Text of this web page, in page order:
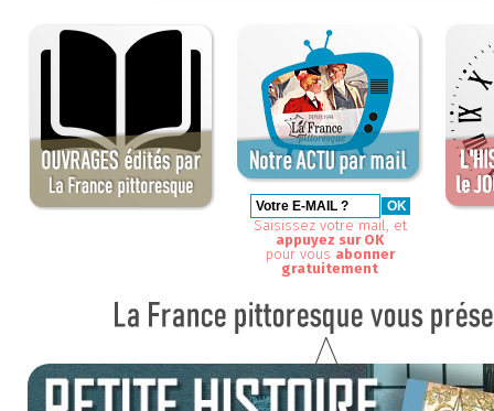
Saisissez votre mail, et
appuyez sur OK
pour vous abonner
gratuitement